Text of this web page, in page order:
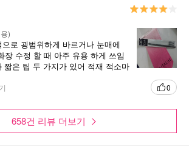
)
로 굉범위하게 바르거나 눈매에
수정 할 때 아주 유용 하게 쓰임
어 적재 적소마
0
658건 리뷰 더보기